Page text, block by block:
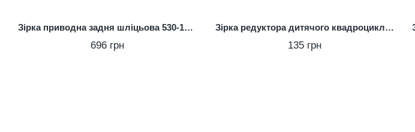
Зірка приводна задня шліцьова 530-16T 19 шліц Квадроцикл
696 грн
Зірка редуктора дитячого квадроцикла Minimoto T8F 20T
135 грн